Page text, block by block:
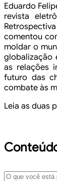
Eduardo
revista
comentou
moldar o
globalização
as relações
futuro das
combate às
Leia as duas